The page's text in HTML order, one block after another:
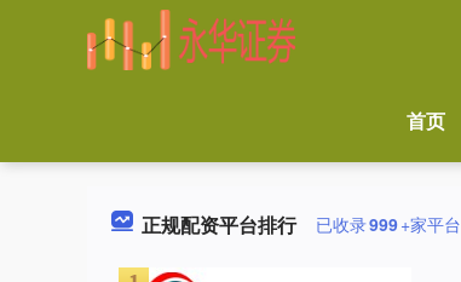
首页
正规配资平台排行 已收录999+家平台